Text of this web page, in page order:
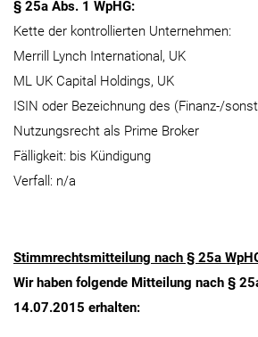
§ 25a Abs. 1 WpHG:
Kette der kontrollierten Unternehmen:
Merrill Lynch International, UK
ML UK Capital Holdings, UK
ISIN oder Bezeichnung des (Finanz-/
Nutzungsrecht als Prime Broker
Fälligkeit: bis Kündigung
Verfall: n/a
Stimmrechtsmitteilung nach § 25a
Wir haben folgende Mitteilung nach §
14.07.2015 erhalten: